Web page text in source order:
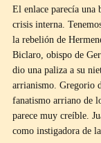
El enlace parecía una
crisis interna.
la rebelión de
Biclaro, obispo de
dio una paliza a su
arrianismo. Gregorio
fanatismo arriano de
parece muy creíble.
como instigadora de